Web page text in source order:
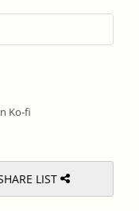
Ko-fi
LIST